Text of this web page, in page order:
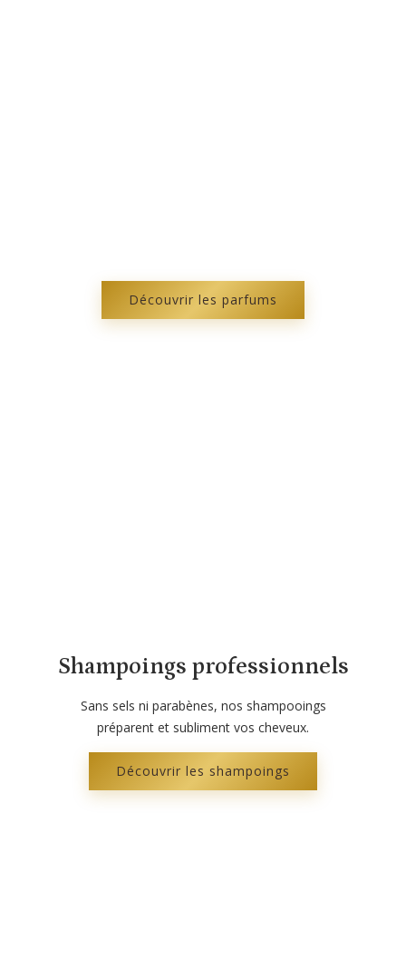
Découvrir les parfums
Shampoings professionnels
Sans sels ni parabènes, nos shampooings
préparent et subliment vos cheveux.
Découvrir les shampoings